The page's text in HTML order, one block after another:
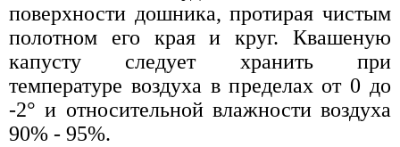
поверхности дошника, протирая чистым
полотном его края и круг. Квашеную
капусту следует хранить при
температуре воздуха в пределах от 0 до
-2° и относительной влажности воздуха
90% - 95%.